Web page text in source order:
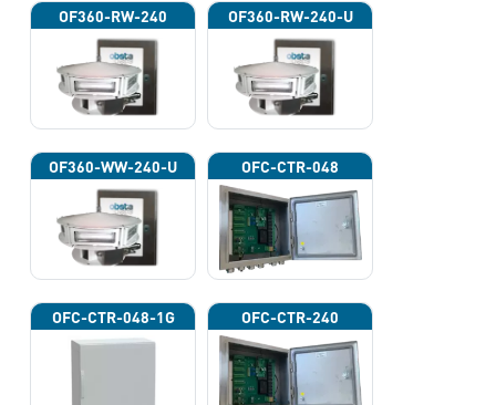
OF360-RW-240 OF360-RW-240-U
OF360-WW-240-U OFC-CTR-048
OFC-CTR-048-1G OFC-CTR-240